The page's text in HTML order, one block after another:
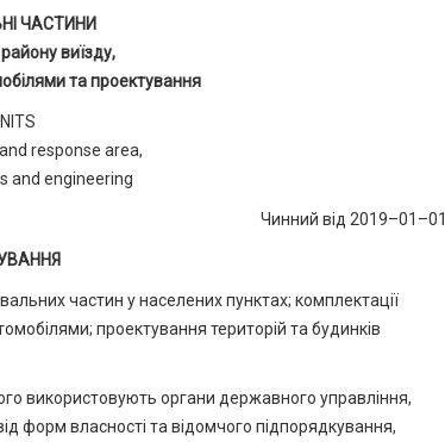
ЧАСТИНИ
виїзду,
та проектування
response area,
and engineering
Чинний від 2019–01–01
частин у населених пунктах; комплектації
проектування територій та будинків
використовують органи державного управління,
форм власності та відомчого підпорядкування,